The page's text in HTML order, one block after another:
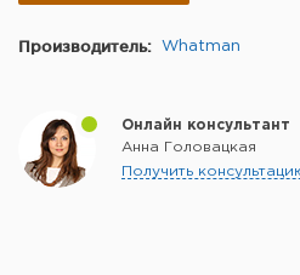
Производитель: Whatman
Онлайн консультант
Анна Головацкая
Получить